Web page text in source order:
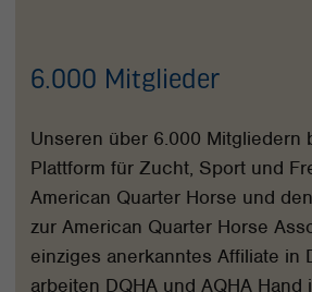
6.000 Mitglieder
Unseren über 6.000 Mitgliedern
Plattform für Zucht, Sport und
American Quarter Horse und
zur American Quarter Horse
einziges anerkanntes Affiliate in
arbeiten DQHA und AQHA Hand